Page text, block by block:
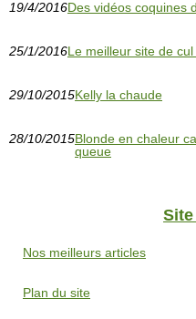
19/4/2016Des vidéos coquines
25/1/2016Le meilleur site de
29/10/2015Kelly la chaude
28/10/2015Blonde en chaleur
queue
Site
Nos meilleurs articles
Plan du site